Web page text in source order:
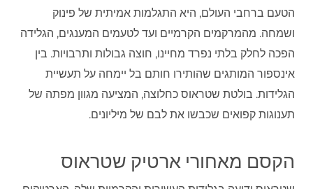
הטעם ברחבי העולם, היא התגלמות אמיתית של פינוק
ושמחה. מהמרקמים הקרמיים ועד לטעמים המענגים, הגלידה
הפכה לחלק בלתי נפרד מחיינו, חוצה גבולות ותרבויות. בין
אינספור המותגים שהותירו חותם בל יימחה על תעשיית
הגלידות. בולטת שטראוס כחלוצה, המציעה מגוון מפתה של
תענוגות קפואים שכבשו את לבם של מיליונים.
הקסם מאחורי ארטיק שטראוס